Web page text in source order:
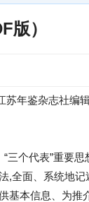
版）
年鉴杂志社编
个代表”重要
全面、系统地
基本信息、为推